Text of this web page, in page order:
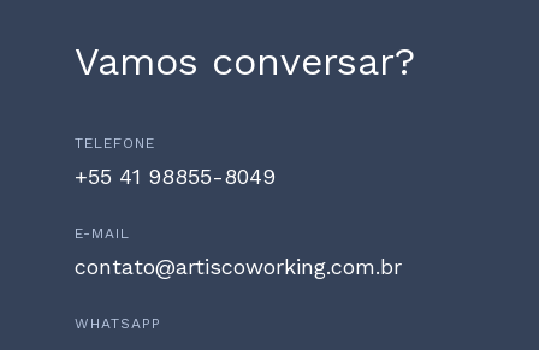
Vamos conversar?
TELEFONE
+55 41 98855-8049
E-MAIL
contato@artiscoworking.com.br
WHATSAPP